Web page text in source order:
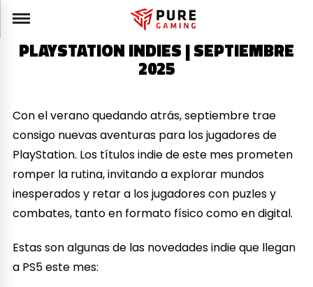
PLAYSTATION INDIES | SEPTIEMBRE
2025
Con el verano quedando atrás, septiembre trae
consigo nuevas aventuras para los jugadores de
PlayStation. Los títulos indie de este mes prometen
romper la rutina, invitando a explorar mundos
inesperados y retar a los jugadores con puzles y
combates, tanto en formato físico como en digital.
Estas son algunas de las novedades indie que llegan
a PS5 este mes: